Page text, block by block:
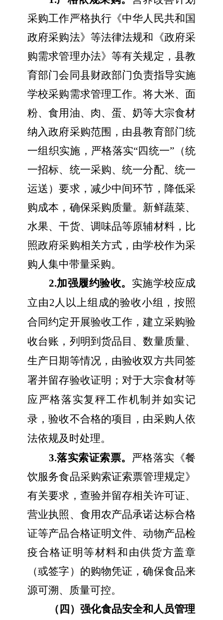
采购工作严格执行《中华人民共和国
政府采购法》等法律法规和《政府采
购需求管理办法》等有关规定 ， 县教
育部门会同县财政部门负责指导实施
学校采购需求管理工作。将大米、面
粉、食用油、肉、蛋、奶等大宗食材
纳入政府采购范围，由县教育部门统
一组织实施 ， 严格落实“四统一” （统
一招标、统一采购、统一分配、统一
运送）要求 ，减少中间环节，降低采
购成本，确保采购质量。 新鲜蔬菜、
水果、干货、调味品等原辅材料，比
照政府采购相关方式，由学校作为采
购人集中带量采购。
2.加强履约验收。 实施学校应成
立由2人以上组成的验收小组，按照
合同约定开展验收工作 ，建立采购验
收台账，列明到货品目 、数量质量、
生产日期等情况，由验收双方共同签
署并留存验收证明 ；对于大宗食材等
应严格落实复秤工作机制并如实记
录 ，验收不合格的项目， 由采购人依
法依规及时处理。
3.落实索证索票。 严格落实《餐
饮服务食品采购索证索票管理规定》
有关要求， 查验并留存相关许可证、
营业执照、食用农产品承诺达标合格
证等产品合格证明文件、动物产品检
疫合格证明等材料和由供货方盖章
（或签字）的购物凭证 ，确保食品来
源可溯、质量可控。
（四）强化食品安全和人员管理